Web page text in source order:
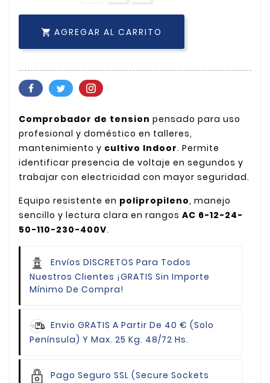
 AGREGAR AL CARRITO
Comprobador de tension pensado para uso
profesional y doméstico en talleres,
mantenimiento y cultivo Indoor. Permite
identificar presencia de voltaje en segundos y
trabajar con electricidad con mayor seguridad.
Equipo resistente en polipropileno, manejo
sencillo y lectura clara en rangos AC 6-12-24-
50-110-230-400V.
Envíos DISCRETOS Para Todos
Nuestros Clientes ¡GRATIS Sin Importe
Mínimo De Compra!
Envio GRATIS A Partir De 40 € (Solo
Península) Y Max. 25 Kg. 48/72 Hs.
Pago Seguro SSL (Secure Sockets